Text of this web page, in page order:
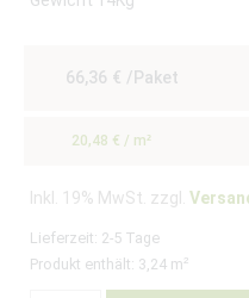
66,36 € /Paket
20,48 € / m²
Inkl. 19% MwSt. zzgl.
Lieferzeit: 2-5 Tage
Produkt enthält: 3,24 m²